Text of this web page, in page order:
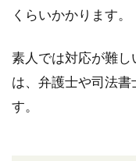
くらいかかります。
素人では対応が難
は、弁護士や司法
す。